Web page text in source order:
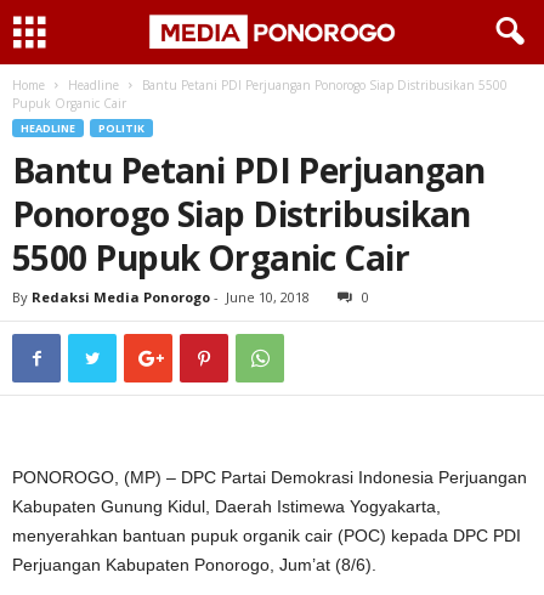
Home Headline
Bantu Petani PDI Perjuangan Ponorogo Siap Distribusikan 5500
Pupuk Organic Cair
HEADLINE POLITIK
Bantu Petani PDI Perjuangan
Ponorogo Siap Distribusikan
5500 Pupuk Organic Cair
By Redaksi Media Ponorogo - June 10, 2018 0
PONOROGO, (MP) – DPC Partai Demokrasi Indonesia Perjuangan
Kabupaten Gunung Kidul, Daerah Istimewa Yogyakarta,
menyerahkan bantuan pupuk organik cair (POC) kepada DPC PDI
Perjuangan Kabupaten Ponorogo, Jum’at (8/6).